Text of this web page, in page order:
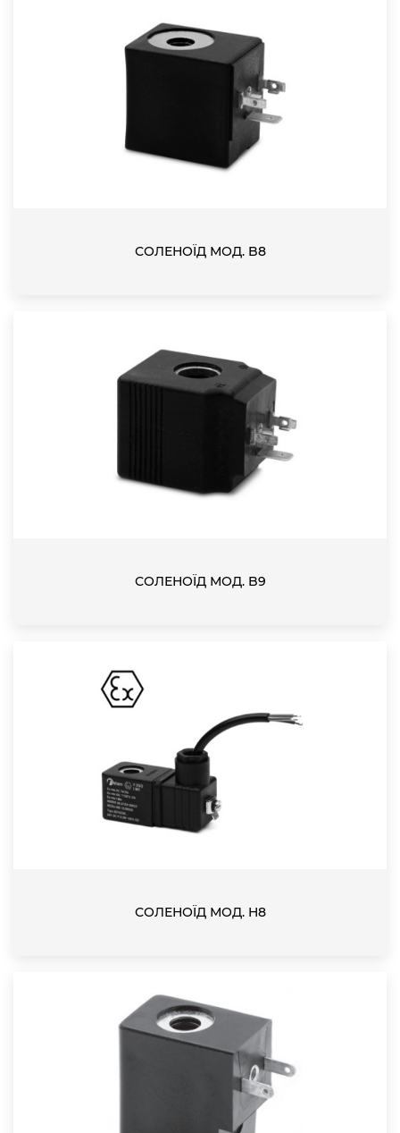
СОЛЕНОЇД МОД. B8
СОЛЕНОЇД МОД. B9
СОЛЕНОЇД МОД. H8